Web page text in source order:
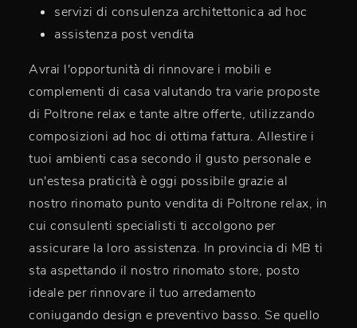
servizi di consulenza architettonica ad hoc
assistenza post vendita
Avrai l'opportunità di rinnovare i mobili e
complementi di casa valutando tra varie proposte
di Poltrone relax e tante altre offerte, utilizzando
composizioni ad hoc di ottima fattura. Allestire i
tuoi ambienti casa secondo il gusto personale e
un'estesa praticità è oggi possibile grazie al
nostro rinomato punto vendita di Poltrone relax, in
cui consulenti specialisti ti accolgono per
assicurare la loro assistenza. In provincia di MB ti
sta aspettando il nostro rinomato store, posto
ideale per rinnovare il tuo arredamento
coniugando design e preventivo basso. Se quello